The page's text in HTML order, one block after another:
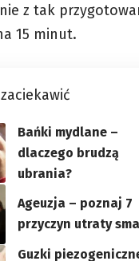
z tak
15 minut.
Bańki mydlane –
dlaczego brudzą
ubrania?
Ageuzja – poznaj 7
przyczyn utraty
Guzki